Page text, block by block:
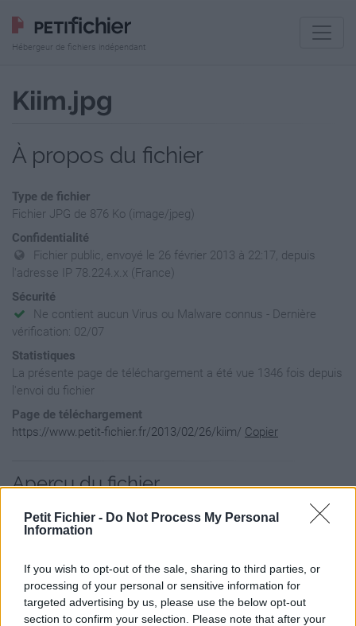
Petit Fichier - Do Not Process My Personal
Information
If you wish to opt-out of the sale, sharing to third parties, or
processing of your personal or sensitive information for
targeted advertising by us, please use the below opt-out
section to confirm your selection. Please note that after your
Hébergeur de fichiers indépendant
Kiim.jpg
À propos du fichier
Type de fichier
Fichier JPG de 876 Ko (image/jpeg)
Confidentialité
Fichier public, envoyé le 26 février 2013 à 22:17, depuis
l'adresse IP 78.224.x.x (France)
Sécurité
Ne contient aucun Virus ou Malware connus - Dernière
vérification: 02/07
Statistiques
La présente page de téléchargement a été vue 1346 fois depuis
l'envoi du fichier
Page de téléchargement
https://www.petit-fichier.fr/2013/02/26/kiim/ Copier
Aperçu du fichier